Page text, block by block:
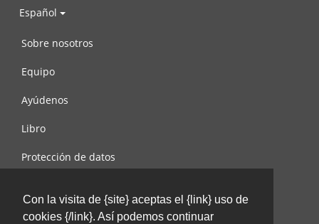
Con la visita de {site} aceptas el {link} uso de
cookies {/link}. Así podemos continuar
Español
Sobre nosotros
Equipo
Ayúdenos
Libro
Protección de datos
Contáctenos